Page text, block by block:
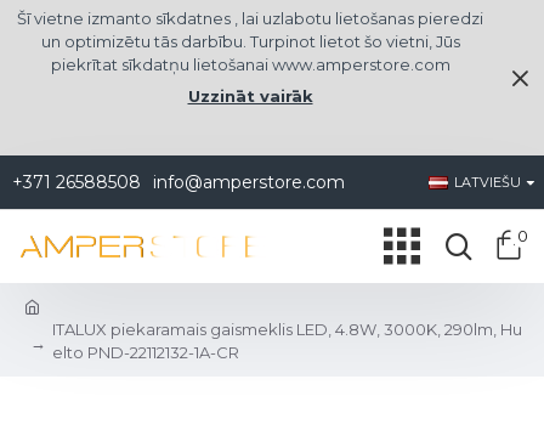
Šī vietne izmanto sīkdatnes , lai uzlabotu lietošanas pieredzi
un optimizētu tās darbību. Turpinot lietot šo vietni, Jūs
piekrītat sīkdatņu lietošanai www.amperstore.com
Uzzināt vairāk
+371 26588508 info@amperstore.com LATVIEŠU
0
ITALUX piekaramais gaismeklis LED, 4.8W, 3000K, 290lm, Hu
elto PND-22112132-1A-CR